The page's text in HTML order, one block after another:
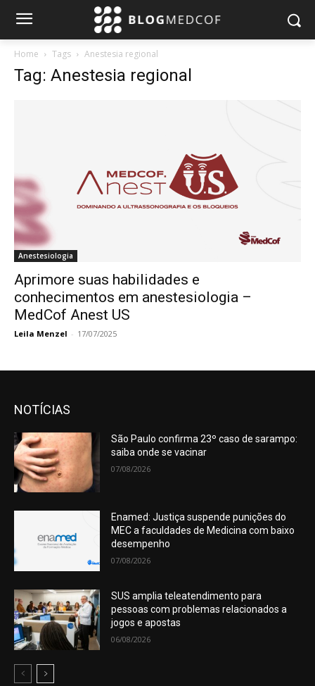
Home Tags Anestesia regional
Tag: Anestesia regional
Anestesiologia
Aprimore suas habilidades e
conhecimentos em anestesiologia –
MedCof Anest US
Leila Menzel - 17/07/2025
NOTÍCIAS
São Paulo confirma 23º caso de sarampo:
saiba onde se vacinar
07/08/2026
Enamed: Justiça suspende punições do
MEC a faculdades de Medicina com baixo
desempenho
07/08/2026
SUS amplia teleatendimento para
pessoas com problemas relacionados a
jogos e apostas
06/08/2026